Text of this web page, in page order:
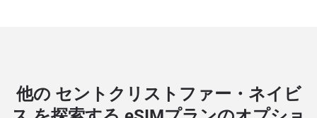
他の セントクリストファー・ネイビ